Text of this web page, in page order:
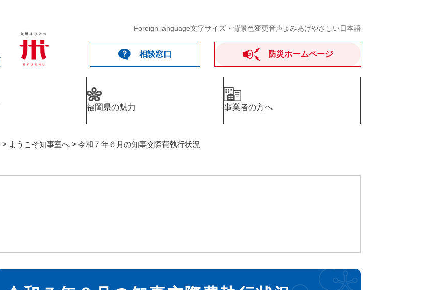
Foreign language文字サイズ・背景色変更音声よみあげやさしい日本語
相談窓口 防災ホームページ
福岡県の魅力 事業者の方へ
> ようこそ知事室へ > 令和７年６月の知事交際費執行状況